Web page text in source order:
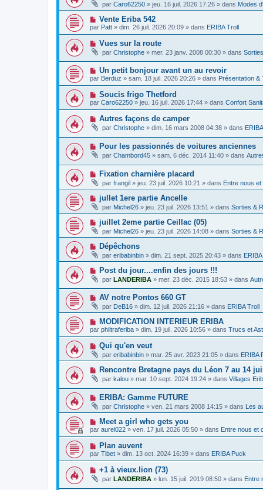
es
s
a
g
e
u
m
s
s
a
g
e
u
v
a
u
m
e
s
s
a
g
e
par Caro62250 » jeu. 16 juil. 2026 17:26 » dans Modes
N
o
u
v
a
u
m
e
s
s
a
g
e
Vente Eriba 542
par Patt » dim. 26 juil. 2026 20:09 » dans ERIBA Troll
N
u
v
e
a
u
m
e
s
s
a
g
Vues sur la route
par Christophe » mer. 23 janv. 2008 00:30 » dans
N
o
v
e
a
u
m
e
s
s
g
Un petit bonjour avant un au revoir
par Berduz » sam. 18 juil. 2026 20:26 » dans Présentation &
N
o
e
a
u
m
e
s
s
a
g
e
Soucis frigo Thetford
par Caro62250 » jeu. 16 juil. 2026 17:44 » dans Confort
N
o
u
v
a
u
m
s
s
a
g
e
Autres façons de camper
par Christophe » dim. 16 mars 2008 04:38 » dans
N
u
v
e
a
u
m
e
s
s
a
g
e
Pour les passionnés de voitures anciennes
par Chambord45 » sam. 6 déc. 2014 11:40 » dans
N
u
v
e
a
u
m
e
s
s
a
g
e
Fixation charnière placard
par frangil » jeu. 23 juil. 2026 10:21 » dans Entre nous
N
o
u
v
e
a
u
m
e
s
s
a
g
e
jullet 1ere partie Ancelle
par Michel26 » jeu. 23 juil. 2026 13:51 » dans Sorties &
N
o
u
v
e
a
u
m
e
s
s
a
g
e
juillet 2eme partie Ceillac (05)
par Michel26 » jeu. 23 juil. 2026 14:08 » dans Sorties &
N
u
v
e
a
u
m
e
s
s
g
e
Dépêchons
par eribabinbin » dim. 21 sept. 2025 20:43 » dans
N
u
v
e
a
u
m
e
s
s
a
g
e
Post du jour....enfin des jours !!!
par LANDERIBA » mer. 23 déc. 2015 18:53 » dans
N
u
v
e
a
u
m
e
s
s
a
g
e
AV notre Pontos 660 GT
par DeB16 » dim. 12 juil. 2026 21:16 » dans ERIBA Troll
N
o
e
a
u
m
e
s
s
g
e
MODIFICATION INTERIEUR ERIBA
par philtraferiba » dim. 19 juil. 2026 10:56 » dans Trucs et
N
u
v
e
a
m
e
s
s
g
e
Qui qu'en veut
par eribabinbin » mar. 25 avr. 2023 21:05 » dans ERIBA
N
u
v
a
u
m
e
s
s
g
e
Rencontre Bretagne pays du Léon 7 au 14
par kalou » mar. 10 sept. 2024 19:24 » dans Villages
N
u
v
e
a
u
m
e
s
g
e
ERIBA: Gamme FUTURE
par Christophe » ven. 21 mars 2008 14:15 » dans Les
N
o
u
v
e
a
u
m
e
s
Meet a girl who gets you
par aurel022 » ven. 17 juil. 2026 05:50 » dans Entre nous et
N
o
u
e
a
Plan auvent
par Tibet » dim. 13 oct. 2024 16:39 » dans ERIBA Puck
N
u
+1 à vieux.lion (73)
par LANDERIBA » lun. 15 juil. 2019 08:50 » dans Entre